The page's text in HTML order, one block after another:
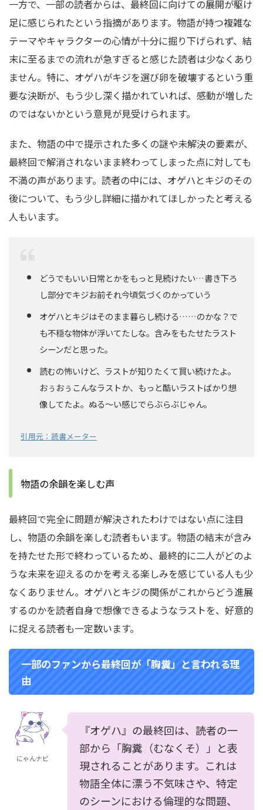
一方で、一部の読者からは、最終回に向けての展開が駆け
足に感じられたという指摘があります。物語が持つ複雑な
テーマやキャラクターの心情が十分に掘り下げられず、結
末に至るまでの流れが急すぎると感じた読者は少なくあり
ません。特に、オゲハがキジを選び卵を破壊するという重
要な決断が、もう少し深く描かれていれば、感動が増した
のではないかという意見が見受けられます。
また、物語の中で提示された多くの謎や未解決の要素が、
最終回で解消されないまま終わってしまった点に対しても
不満の声があります。読者の中には、オゲハとキジのその
後について、もう少し詳細に描かれてほしかったと考える
人もいます。
どうでもいい日常とかをもっと見続けたい…書き下ろ
し部分でキジお前それ今頃気づくのかっていう
オゲハとキジはそのまま暮らし続ける……のかな？で
も不穏な物体が浮いてたしな。含みをもたせたラスト
シーンだと思った。
読むの怖いけど、ラストが知りたくて買い続けたよ。
おぅおぅこんなラストか、もっと酷いラストばかり想
像してたよ。ぬる～い感じでらぶらぶじゃん。
引用元：読書メーター
物語の余韻を楽しむ声
最終回で完全に問題が解決されたわけではない点に注目
し、物語の余韻を楽しむ読者もいます。物語の結末が含み
を持たせた形で終わっているため、最終的に二人がどのよ
うな未来を迎えるのかを考える楽しみを感じている人も少
なくありません。オゲハとキジの関係がこれからどう進展
するのかを読者自身で想像できるようなラストを、好意的
に捉える読者も一定数います。
一部のファンから最終回が「胸糞」と言われる理
由
にゃんナビ
『オゲハ』の最終回は、読者の一
部から「胸糞（むなくそ）」と表
現されることがあります。これは
物語全体に漂う不気味さや、特定
のシーンにおける倫理的な問題、